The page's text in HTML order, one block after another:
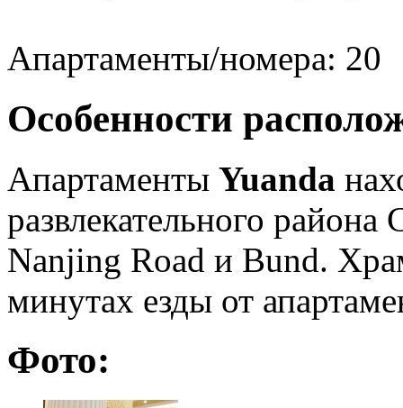
Апартаменты/номера: 20
Особенности
Апартаменты Yuanda
развлекательного
Nanjing Road и Bund.
минутах езды от
Фото: